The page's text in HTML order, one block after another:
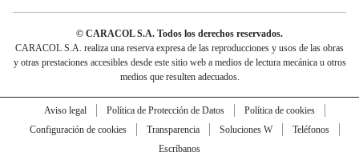
© CARACOL S.A. Todos los derechos reservados.
CARACOL S.A. realiza una reserva expresa de las reproducciones y usos de las obras
y otras prestaciones accesibles desde este sitio web a medios de lectura mecánica u otros
medios que resulten adecuados.
Aviso legal Política de Protección de Datos
Política de cookies
Configuración de cookies
Transparencia Soluciones W
Teléfonos
Escríbanos